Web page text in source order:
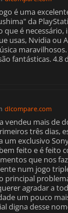
é uma
da
que é
usas, Nvidia ou
fantásticas. 4.8
dlcompare.com
vendeu mais de
três dias,
um exclusivo
feito e é feito
que nos
num jogo
principal
agradar a
um pouco
digna desse